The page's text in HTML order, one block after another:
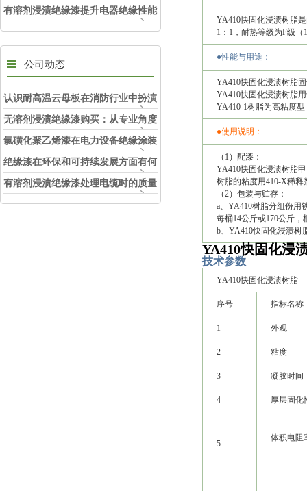
有溶剂浸渍绝缘漆提升电器绝缘性能
的有效方法
公司动态
认识耐高温云母板在消防行业中扮演
的角色
无溶剂浸渍绝缘漆购买：从专业角度
看如何选择
氯磺化聚乙烯漆在电力设备绝缘涂装
中的实际应用效果
绝缘漆在环保和可持续发展方面有何
考虑？
有溶剂浸渍绝缘漆处理电缆时的质量
和安全性考虑因素
YA410快固化浸渍树脂
1：1，耐热等级为F级（
●性能与用途：
YA410快固化浸渍树脂
YA410快固化浸渍树脂
YA410-1树脂为高粘度
●使用说明：
（1）配漆：
YA410快固化浸渍树脂
树脂的粘度用410-X稀释
（2）包装与贮存：
a、YA410树脂分组份用
每桶14公斤或170公斤
b、YA410快固化浸渍树
YA410快固化浸
技术参数
YA410快固化浸渍树脂
序号 指标名称
1 外观
2 粘度
3 凝胶时间
4 厚层固化
5
体积电阻